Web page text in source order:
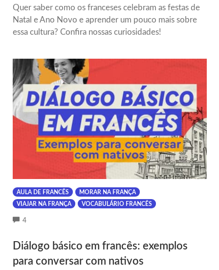
Quer saber como os franceses celebram as festas de
Natal e Ano Novo e aprender um pouco mais sobre
essa cultura? Confira nossas curiosidades!
AULA DE FRANCÊS
MORAR NA FRANÇA
VIAJAR NA FRANÇA
VOCABULÁRIO FRANCÊS
4COMMENTS
Diálogo básico em francês: exemplos
para conversar com nativos